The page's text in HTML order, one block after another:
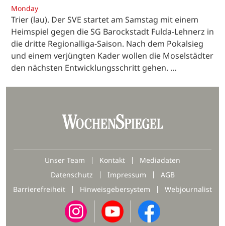
Monday
Trier (lau). Der SVE startet am Samstag mit einem
Heimspiel gegen die SG Barockstadt Fulda-Lehnerz in
die dritte Regionalliga-Saison. Nach dem Pokalsieg
und einem verjüngten Kader wollen die Moselstädter
den nächsten Entwicklungsschritt gehen. …
Unser Team Kontakt
Mediadaten
Datenschutz
Impressum
AGB
Barrierefreiheit
Hinweisgebersystem Webjournalist